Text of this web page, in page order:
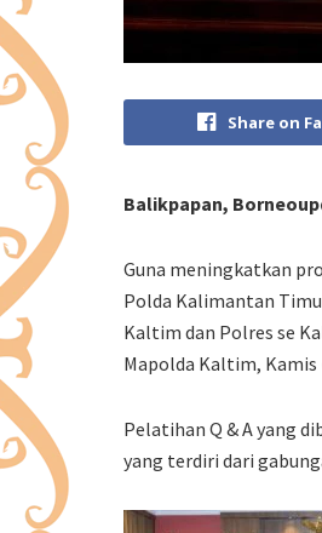
Share on
Balikpapan,
Guna meningkatkan
Polda Kalimantan
Kaltim dan Polres se
Mapolda Kaltim, Kamis
Pelatihan Q & A yang
yang terdiri dari